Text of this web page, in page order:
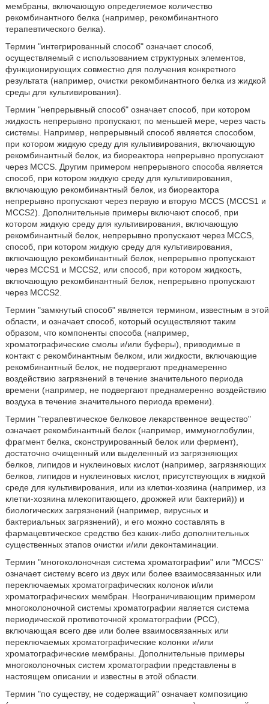
мембраны, включающую определяемое количество
рекомбинантного белка (например, рекомбинантного
терапевтического белка).
Термин "интегрированный способ" означает способ,
осуществляемый с использованием структурных элементов,
функционирующих совместно для получения конкретного
результата (например, очистки рекомбинантного белка из жидкой
среды для культивирования).
Термин "непрерывный способ" означает способ, при котором
жидкость непрерывно пропускают, по меньшей мере, через часть
системы. Например, непрерывный способ является способом,
при котором жидкую среду для культивирования, включающую
рекомбинантный белок, из биореактора непрерывно пропускают
через MCCS. Другим примером непрерывного способа является
способ, при котором жидкую среду для культивирования,
включающую рекомбинантный белок, из биореактора
непрерывно пропускают через первую и вторую MCCS (MCCS1 и
MCCS2). Дополнительные примеры включают способ, при
котором жидкую среду для культивирования, включающую
рекомбинантный белок, непрерывно пропускают через MCCS,
способ, при котором жидкую среду для культивирования,
включающую рекомбинантный белок, непрерывно пропускают
через MCCS1 и MCCS2, или способ, при котором жидкость,
включающую рекомбинантный белок, непрерывно пропускают
через MCCS2.
Термин "замкнутый способ" является термином, известным в этой
области, и означает способ, который осуществляют таким
образом, что компоненты способа (например,
хроматографические смолы и/или буферы), приводимые в
контакт с рекомбинантным белком, или жидкости, включающие
рекомбинантный белок, не подвергают преднамеренно
воздействию загрязнений в течение значительного периода
времени (например, не подвергают преднамеренно воздействию
воздуха в течение значительного периода времени).
Термин "терапевтическое белковое лекарственное вещество"
означает рекомбинантный белок (например, иммуноглобулин,
фрагмент белка, сконструированный белок или фермент),
достаточно очищенный или выделенный из загрязняющих
белков, липидов и нуклеиновых кислот (например, загрязняющих
белков, липидов и нуклеиновых кислот, присутствующих в жидкой
среде для культивирования, или из клетки-хозяина (например, из
клетки-хозяина млекопитающего, дрожжей или бактерий)) и
биологических загрязнений (например, вирусных и
бактериальных загрязнений), и его можно составлять в
фармацевтическое средство без каких-либо дополнительных
существенных этапов очистки и/или деконтаминации.
Термин "многоколоночная система хроматографии" или "MCCS"
означает систему всего из двух или более взаимосвязанных или
переключаемых хроматографических колонок и/или
хроматографических мембран. Неограничивающим примером
многоколоночной системы хроматографии является система
периодической противоточной хроматографии (PCC),
включающая всего две или более взаимосвязанных или
переключаемых хроматографические колонки и/или
хроматографические мембраны. Дополнительные примеры
многоколоночных систем хроматографии представлены в
настоящем описании и известны в этой области.
Термин "по существу, не содержащий" означает композицию